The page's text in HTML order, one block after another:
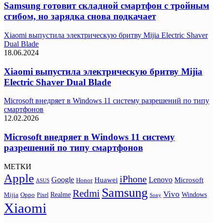
Samsung готовит складной смартфон с тройным
сгибом, но зарядка снова подкачает
Xiaomi выпустила электрическую бритву Mijia Electric Shaver
Dual Blade
18.06.2024
Xiaomi выпустила электрическую бритву Mijia
Electric Shaver Dual Blade
Microsoft внедряет в Windows 11 систему разрешений по типу
смартфонов
12.02.2026
Microsoft внедряет в Windows 11 систему
разрешений по типу смартфонов
МЕТКИ
Apple ASUS Google Honor Huawei iPhone Lenovo Microsoft
Mijia Oppo Pixel Realme Redmi Samsung Sony Vivo Windows
Xiaomi